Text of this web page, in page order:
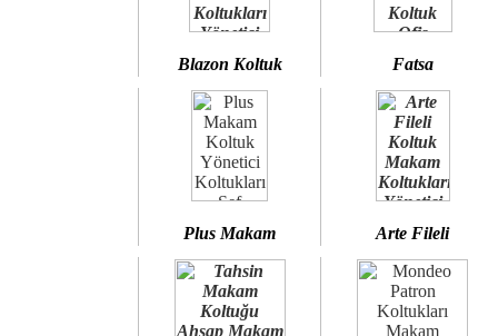
Blazon Koltuk Fatsa
Plus Makam Arte Fileli